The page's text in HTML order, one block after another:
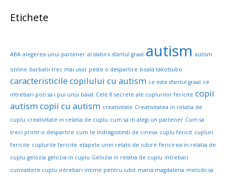
Etichete
ABA alegerea unui partener al slabirii sfantul graal autism autism
online barbatii trec mai usor peste o despartire boala takotsubo
caracteristicile copilului cu autism ce este sfantul graal ce
intrebari poti sa-i pui unui baiat Cele 8 secrete ale cuplurilor fericite copii
autismcopii cu autism creativitate Creativitatea in relatia de
cuplu creativitate in relatia de cuplu cum sa iti alegi un partener Cum sa
treci printr-o despartire cum te indragostesti de cineva cuplu fericit cupluri
fericite cuplurile fericite etapele unei relatii de iubire fericirea in relatia de
cuplu gelozia gelozia in cuplu Gelozia in relatia de cuplu intrebari
cunoastere cuplu intrebari intime pentru iubit maria magdalena melodii sa